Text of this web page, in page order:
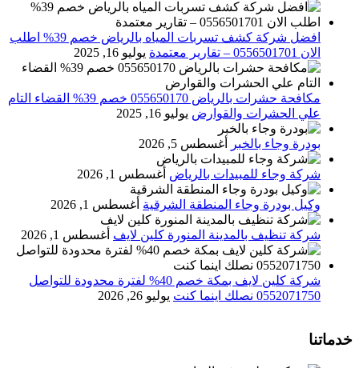
افضل شركة كشف تسربات المياه بالرياض خصم 39% اطلب
الان 0556501701‬‏ – تقارير معتمدة
يوليو 16, 2025
مكافحة حشرات بالرياض 055650170 خصم 39% القضاء التام
علي الحشرات والقوارض يوليو 16, 2025
بودرة وجاء بالخبر أغسطس 5, 2026
شركة وجاء للمبيدات بالرياض أغسطس 1, 2026
وكيل بودرة وجاء المنطقة الشرقية أغسطس 1, 2026
شركة تنظيف بالمدينة المنورة كلين لايف أغسطس 1, 2026
شركة كلين لايف بمكة خصم 40% لفترة محدودة للتواصل
0552071750 نصلك اينما كنت
يوليو 26, 2026
خدماتنا